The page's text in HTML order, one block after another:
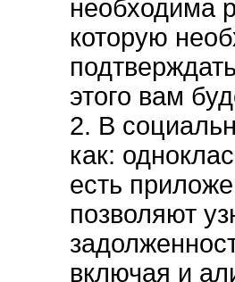
необходима
которую
этого вам
В
как:
есть
позволяют
включая и